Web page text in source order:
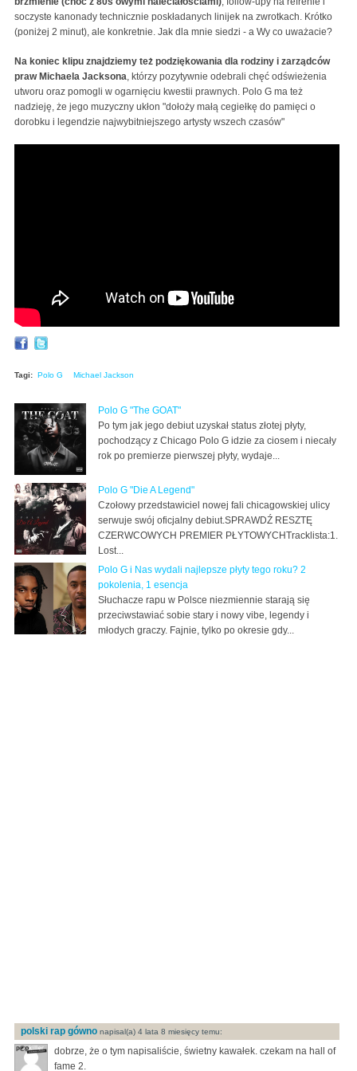
soczyste kanonady technicznie poskładanych linijek na zwrotkach. Krótko
(poniżej 2 minut), ale konkretnie. Jak dla mnie siedzi - a Wy co uważacie?
Na koniec klipu znajdziemy też podziękowania dla rodziny i zarządców
praw Michaela Jacksona, którzy pozytywnie odebrali chęć odświeżenia
utworu oraz pomogli w ogarnięciu kwestii prawnych. Polo G ma też
nadzieję, że jego muzyczny ukłon "dołoży małą cegiełkę do pamięci o
dorobku i legendzie najwybitniejszego artysty wszech czasów"
Tagi: Polo G Michael Jackson
Polo G "The GOAT"
Po tym jak jego debiut uzyskał status złotej płyty,
pochodzący z Chicago Polo G idzie za ciosem i niecały
rok po premierze pierwszej płyty, wydaje...
Polo G "Die A Legend"
Czołowy przedstawiciel nowej fali chicagowskiej ulicy
serwuje swój oficjalny debiut.SPRAWDŹ RESZTĘ
CZERWCOWYCH PREMIER PŁYTOWYCHTracklista:1.
Lost...
Polo G i Nas wydali najlepsze płyty tego roku? 2
pokolenia, 1 esencja
Słuchacze rapu w Polsce niezmiennie starają się
przeciwstawiać sobie stary i nowy vibe, legendy i
młodych graczy. Fajnie, tylko po okresie gdy...
polski rap gówno napisal(a) 4 lata 8 miesięcy temu:
dobrze, że o tym napisaliście, świetny kawałek. czekam na hall of
fame 2.